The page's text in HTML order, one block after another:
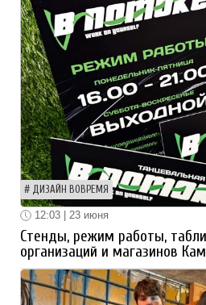
ДИЗАЙН ВОВРЕМЯ
12:03 | 23 июня
Стенды, режим работы,
организаций и магазинов